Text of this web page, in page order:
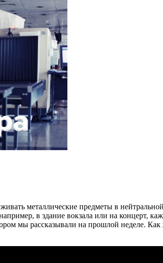
металлические предметы в
в здание вокзала или на концерт,
мы рассказывали на прошлой неделе.